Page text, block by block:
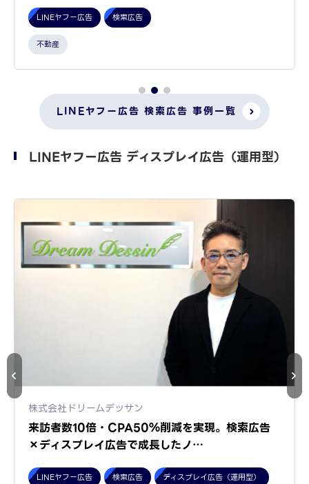
LINEヤフー広告 検索広告
不動産
LINEヤフー広告 検索広告 事例一覧
LINEヤフー広告 ディスプレイ広告（運用型）
株式会社ドリームデッサン
来訪者数10倍・CPA50％削減を実現。検索広告
×ディスプレイ広告で成長したノ…
LINEヤフー広告 検索広告 ディスプレイ広告（運用型）